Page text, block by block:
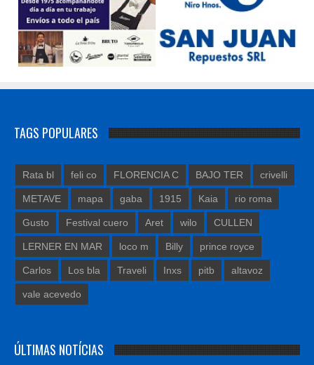
TAGS POPULARES
Rata bl feli co FLORENCIA C BAJO TER crivelli
METAVE mapa gaba 1915 Kaia rio roma
Gusto Festival cuero Aret wilo CULLEN
LERNER EN MAR loco m Billy prince royce
Carlos Los bla Traveli Inxs pitb altavoz
vale acevedo
ÚLTIMAS NOTÍCIAS